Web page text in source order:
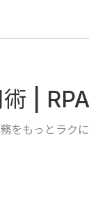
|
をもっとラク